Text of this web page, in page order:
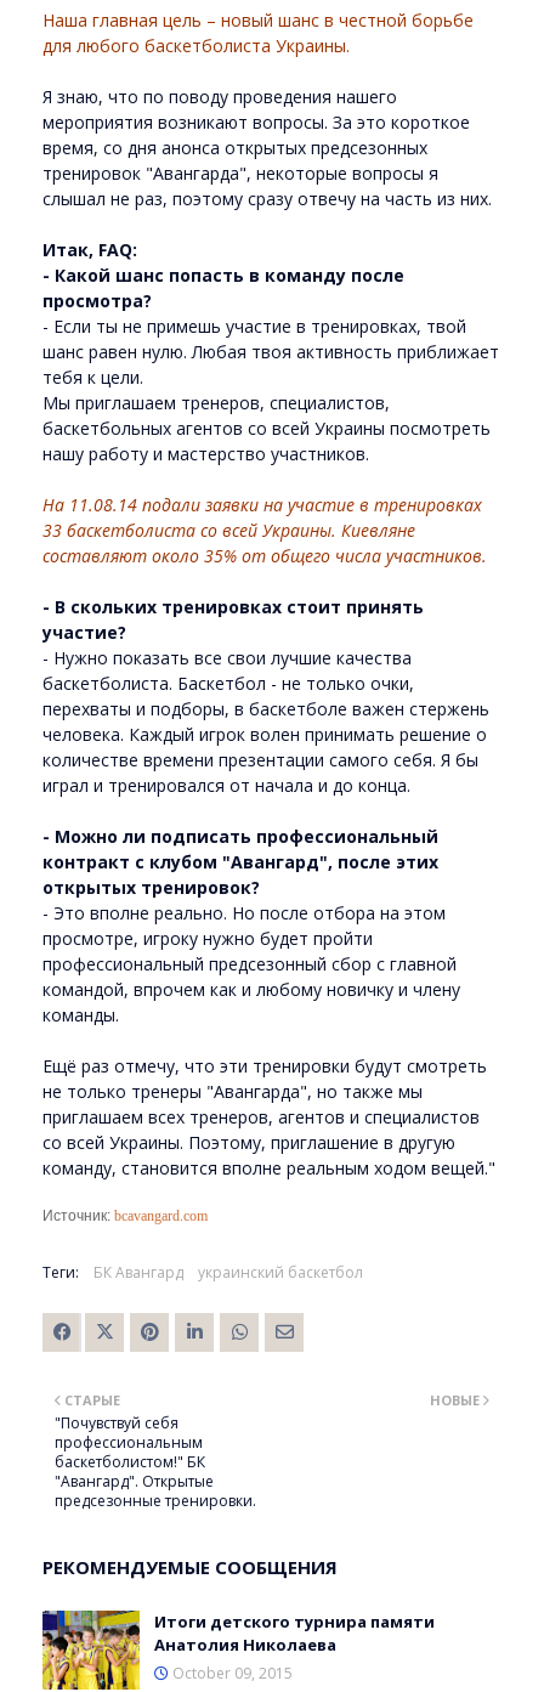
Наша главная цель – новый шанс в честной борьбе
для любого баскетболиста Украины.
Я знаю, что по поводу проведения нашего
мероприятия возникают вопросы. За это короткое
время, со дня анонса открытых предсезонных
тренировок "Авангарда", некоторые вопросы я
слышал не раз, поэтому сразу отвечу на часть из них.
Итак, FAQ:
- Какой шанс попасть в команду после
просмотра?
- Если ты не примешь участие в тренировках, твой
шанс равен нулю. Любая твоя активность приближает
тебя к цели.
Мы приглашаем тренеров, специалистов,
баскетбольных агентов со всей Украины посмотреть
нашу работу и мастерство участников.
На 11.08.14 подали заявки на участие в тренировках
33 баскетболиста со всей Украины. Киевляне
составляют около 35% от общего числа участников.
- В скольких тренировках стоит принять
участие?
- Нужно показать все свои лучшие качества
баскетболиста. Баскетбол - не только очки,
перехваты и подборы, в баскетболе важен стержень
человека. Каждый игрок волен принимать решение о
количестве времени презентации самого себя. Я бы
играл и тренировался от начала и до конца.
- Можно ли подписать профессиональный
контракт с клубом "Авангард", после этих
открытых тренировок?
- Это вполне реально. Но после отбора на этом
просмотре, игроку нужно будет пройти
профессиональный предсезонный сбор с главной
командой, впрочем как и любому новичку и члену
команды.
Ещё раз отмечу, что эти тренировки будут смотреть
не только тренеры "Авангарда", но также мы
приглашаем всех тренеров, агентов и специалистов
со всей Украины. Поэтому, приглашение в другую
команду, становится вполне реальным ходом вещей."
Источник: bcavangard.com
Теги: БК Авангард украинский баскетбол
НОВЫЕ
СТАРЫЕ
"Почувствуй себя
профессиональным
баскетболистом!" БК
"Авангард". Открытые
предсезонные тренировки.
РЕКОМЕНДУЕМЫЕ СООБЩЕНИЯ
Итоги детского турнира памяти
Анатолия Николаева
October 09, 2015